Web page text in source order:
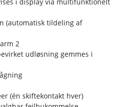
(automatisk tildeling af
2
udløsning gemmes i
(én skiftekontakt hver)